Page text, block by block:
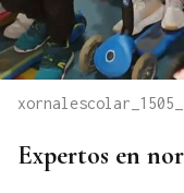
Expertos en